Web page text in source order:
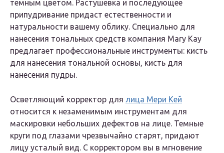
темным цветом. Растушевка и последующее
припудривание придаст естественности и
натуральности вашему облику. Специально для
нанесения тональных средств компания Mary Kay
предлагает профессиональные инструменты: кисть
для нанесения тональной основы, кисть для
нанесения пудры.
Осветляющий корректор для лица Мери Кей
относится к незаменимым инструментам для
маскировки небольших дефектов на лице. Темные
круги под глазами чрезвычайно старят, придают
лицу усталый вид. С корректором вы в мгновение